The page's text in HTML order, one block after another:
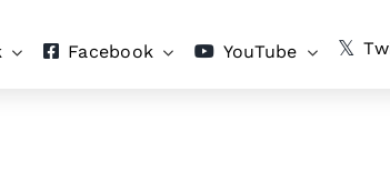
Facebook YouTube